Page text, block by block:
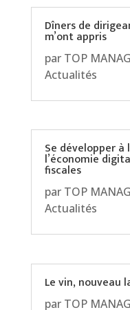
Dîners de
m’ont appris
par TOP
Actualités
Se développer à
l’économie
fiscales
par TOP
Actualités
Le vin, nouveau
par TOP